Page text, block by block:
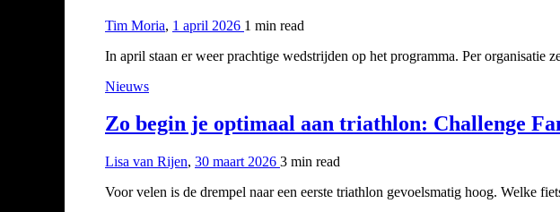
Tim Moria, 1 april 2026 1 min read
In april staan er weer prachtige wedstrijden op het programma. Per organisatie
Nieuws
Zo begin je optimaal aan triathlon: Challenge
Lisa van Rijen, 30 maart 2026 3 min read
Voor velen is de drempel naar een eerste triathlon gevoelsmatig hoog. Welke